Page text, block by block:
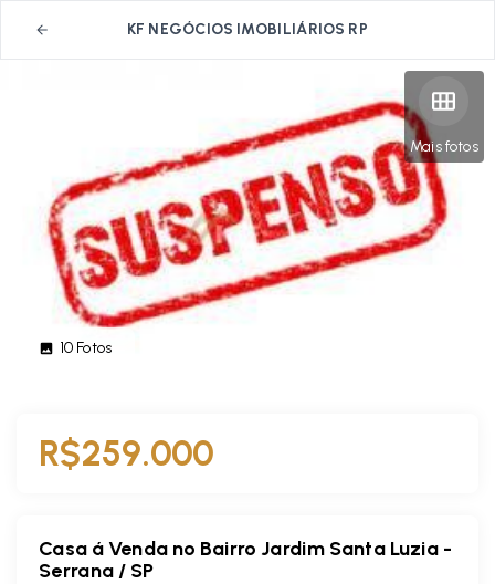
KF NEGÓCIOS IMOBILIÁRIOS RP
Mais fotos
10 Fotos
R$259.000
Casa á Venda no Bairro Jardim Santa Luzia -
Serrana / SP